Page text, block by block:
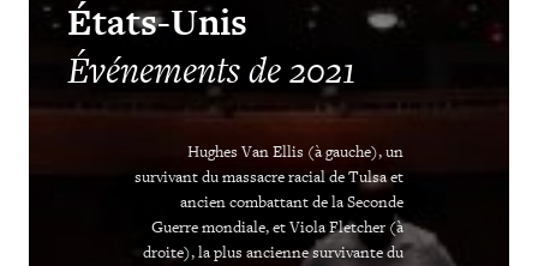
États-Unis
Événements de 2021
Hughes Van Ellis (à gauche), un
survivant du massacre racial de Tulsa et
ancien combattant de la Seconde
Guerre mondiale, et Viola Fletcher (à
droite), la plus ancienne survivante du